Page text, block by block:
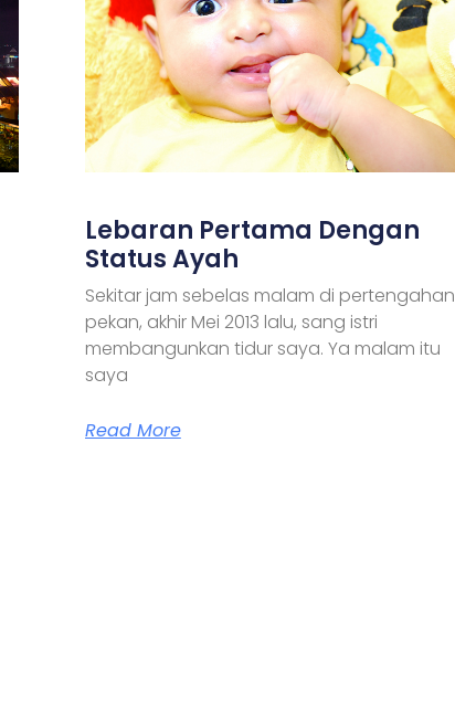
Lebaran Pertama Dengan
Status Ayah
Sekitar jam sebelas malam di pertengahan
pekan, akhir Mei 2013 lalu, sang istri
membangunkan tidur saya. Ya malam itu
saya
Read More